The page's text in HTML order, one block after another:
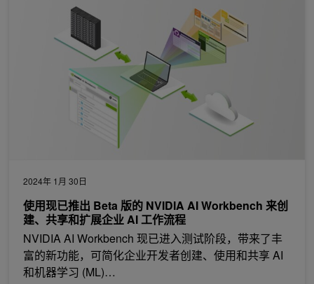
2024年 1月 30日
使用现已推出 Beta 版的 NVIDIA AI Workbench 来创
建、共享和扩展企业 AI 工作流程
NVIDIA AI Workbench 现已进入测试阶段，带来了丰
富的新功能，可简化企业开发者创建、使用和共享 AI
和机器学习 (ML)…